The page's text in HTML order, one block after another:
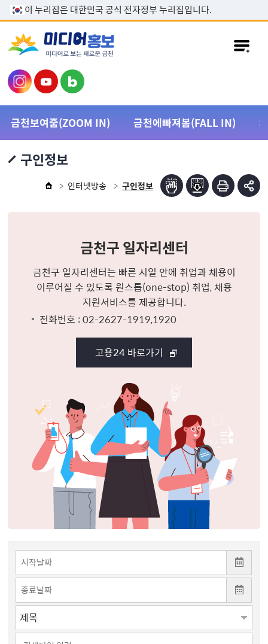
본문 바로가기
이 누리집은 대한민국 공식 전자정부 누리집입니다.
금천보여줌(ZOOM IN) 금천에빠져봄(FALL IN)
구인정보
인터넷방송 구인정보
금천구 일자리센터
금천구 일자리센터는 빠른 시일 안에 취업과 채용이
이루어질 수 있도록 원스톱(one-stop) 취업, 채용
지원서비스를 제공합니다.
전화번호 : 02-2627-1919,1920
고용24 바로가기